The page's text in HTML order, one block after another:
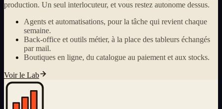
production. Un seul interlocuteur, et vous restez autonome dessus.
Agents et automatisations, pour la tâche qui revient chaque
semaine.
Back-office et outils métier, à la place des tableurs échangés
par mail.
Boutiques en ligne, du catalogue au paiement et aux stocks.
Voir le Lab